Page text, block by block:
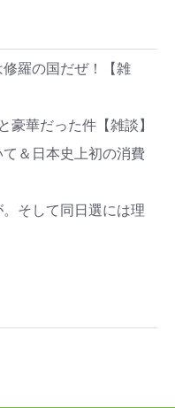
羅の国だぜ！【雑
豪華だった件【雑談】
て＆日本史上初の消費
そして同日選には理